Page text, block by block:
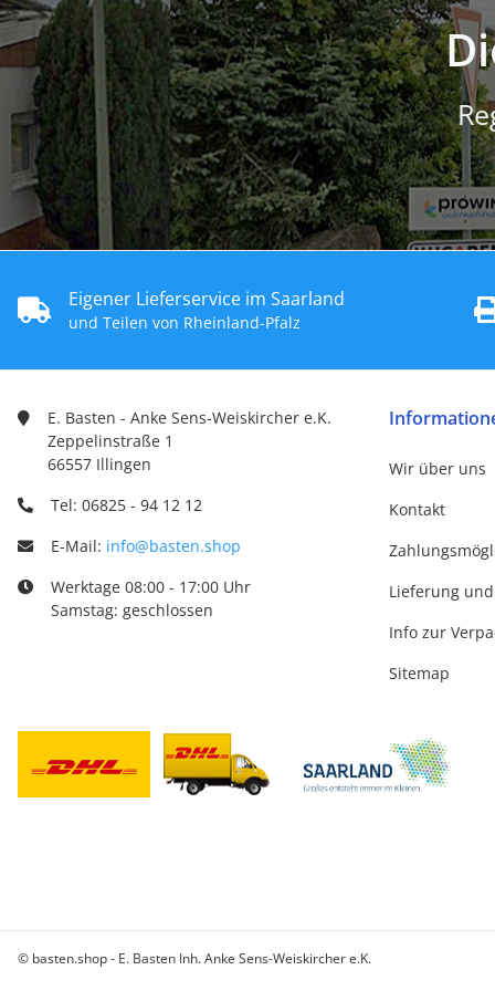
Eigener Lieferservice im Saarland
und Teilen von Rheinland-Pfalz
E. Basten - Anke Sens-Weiskircher e.K.
Zeppelinstraße 1
66557 Illingen
Tel: 06825 - 94 12 12
E-Mail: info@basten.shop
Werktage 08:00 - 17:00 Uhr
Samstag: geschlossen
Wir über uns
Kontakt
Lieferung
Info zur
Sitemap
© basten.shop - E. Basten Inh. Anke Sens-Weiskircher e.K.